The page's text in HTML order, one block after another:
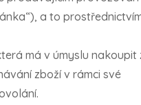
a to
má v úmyslu nakoupit
zboží v rámci své